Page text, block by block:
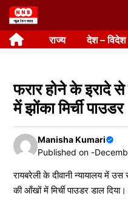
Skip
to
content राज्य देश – विदेश
फरार होने के इरादे
में झोंका मिर्ची पाउडर
Manisha Kumari
Published on -
रायबरेली के दीवानी न्यायालय में
की आँखों में मिर्ची पाउडर डाल